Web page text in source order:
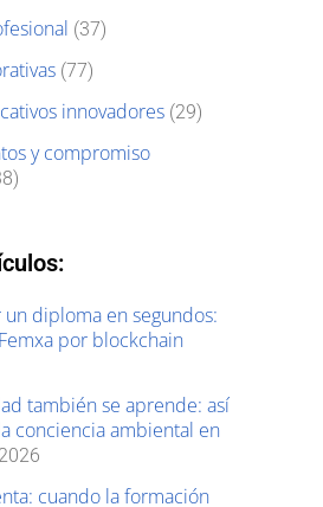
(37)
(77)
innovadores (29)
y compromiso
un diploma en segundos:
por blockchain
también se aprende: así
conciencia ambiental en
cuando la formación